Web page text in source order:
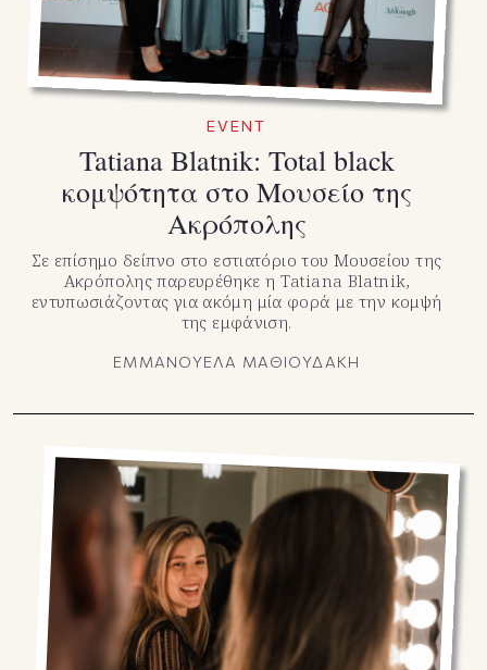
EVENT
Tatiana Blatnik: Total black
κομψότητα στο Μουσείο της
Ακρόπολης
Σε επίσημο δείπνο στο εστιατόριο του Μουσείου της
Ακρόπολης παρευρέθηκε η Tatiana Blatnik,
εντυπωσιάζοντας για ακόμη μία φορά με την κομψή
της εμφάνιση.
ΕΜΜΑΝΟΥΕΛΑ ΜΑΘΙΟΥΔΑΚΗ